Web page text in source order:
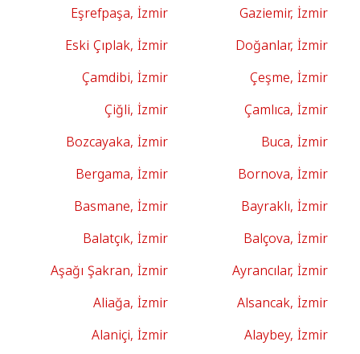
Gaziemir, İzmir
Eşrefpaşa, İzmir
Doğanlar, İzmir
Eski Çıplak, İzmir
Çeşme, İzmir
Çamdibi, İzmir
Çamlıca, İzmir
Çiğli, İzmir
Buca, İzmir
Bozcayaka, İzmir
Bornova, İzmir
Bergama, İzmir
Bayraklı, İzmir
Basmane, İzmir
Balçova, İzmir
Balatçık, İzmir
Ayrancılar, İzmir
Aşağı Şakran, İzmir
Alsancak, İzmir
Aliağa, İzmir
Alaybey, İzmir
Alaniçi, İzmir